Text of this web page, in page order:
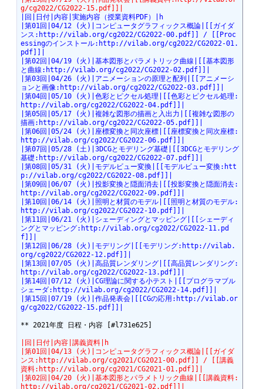
g/cg2022/CG2022-15.pdf]]|
|回|日付|内容|実施内容（授業資料PDF）|h
|第01回|04/12 (火)|コンピュータグラフィックス概論|[[ガイダ
ンス:http://vilab.org/cg2022/CG2022-00.pdf]] / [[Proc
essingのインストール:http://vilab.org/cg2022/CG2022-01.
pdf]]|
|第02回|04/19 (火)|基本図形とパラメトリック曲線|[[基本図形
と曲線:http://vilab.org/cg2022/CG2022-02.pdf]]|
|第03回|04/26 (火)|アニメーションの原理と配列|[[アニメーシ
ョンと画像:http://vilab.org/cg2022/CG2022-03.pdf]]|
|第04回|05/10 (火)|色彩とピクセル処理|[[色彩とピクセル処理:
http://vilab.org/cg2022/CG2022-04.pdf]]|
|第05回|05/17 (火)|複雑な図形の描画と入出力|[[複雑な図形の
描画:http://vilab.org/cg2022/CG2022-05.pdf]]|
|第06回|05/24 (火)|座標変換と同次座標|[[座標変換と同次座標:
http://vilab.org/cg2022/CG2022-06.pdf]]|
|第07回|05/28 (土)|3DCGとモデリング基礎|[[3DCGとモデリング
基礎:http://vilab.org/cg2022/CG2022-07.pdf]]|
|第08回|05/31 (火)|モデルビュー変換|[[モデルビュー変換:htt
p://vilab.org/cg2022/CG2022-08.pdf]]|
|第09回|06/07 (火)|投影変換と隠面消去|[[投影変換と隠面消去:
http://vilab.org/cg2022/CG2022-09.pdf]]|
|第10回|06/14 (火)|照明と材質のモデル|[[照明と材質のモデル:
http://vilab.org/cg2022/CG2022-10.pdf]]|
|第11回|06/21 (火)|シェーディングとマッピング|[[シェーディ
ングとマッピング:http://vilab.org/cg2022/CG2022-11.pd
f]]|
|第12回|06/28 (火)|モデリング|[[モデリング:http://vilab.
org/cg2022/CG2022-12.pdf]]|
|第13回|07/05 (火)|高品質レンダリング|[[高品質レンダリング:
http://vilab.org/cg2022/CG2022-13.pdf]]|
|第14回|07/12 (火)|CG理論に関する小テスト|[[プログラマブル
シェーダ:http://vilab.org/cg2022/CG2022-14.pdf]]|
|第15回|07/19 (火)|作品発表会|[[CGの応用:http://vilab.or
g/cg2022/CG2022-15.pdf]]|
** 2021年度 日程・内容 [#l731e625]
|回|日付|内容|講義資料|h
|第01回|04/13 (火)|コンピュータグラフィックス概論|[[ガイダ
ンス:http://vilab.org/cg2021/CG2021-00.pdf]] / [[講義
資料:http://vilab.org/cg2021/CG2021-01.pdf]]|
|第02回|04/20 (火)|基本図形とパラメトリック曲線|[[講義資料:
http://vilab.org/cg2021/CG2021-02.pdf]]|